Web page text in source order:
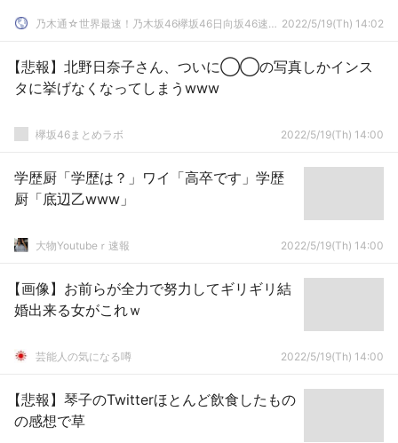
乃木通☆世界最速！乃木坂46欅坂46日向坂46速報まとめ 2022/5/19(Th) 14:02
【悲報】北野日奈子さん、ついに◯◯の写真しかインス
タに挙げなくなってしまうwww
欅坂46まとめラボ 2022/5/19(Th) 14:00
学歴厨「学歴は？」ワイ「高卒です」学歴
厨「底辺乙www」
大物Youtubeｒ速報 2022/5/19(Th) 14:00
【画像】お前らが全力で努力してギリギリ結
婚出来る女がこれｗ
芸能人の気になる噂 2022/5/19(Th) 14:00
【悲報】琴子のTwitterほとんど飲食したもの
の感想で草